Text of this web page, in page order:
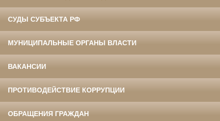
СУДЫ СУБЪЕКТА РФ
МУНИЦИПАЛЬНЫЕ ОРГАНЫ ВЛАСТИ
ВАКАНСИИ
ПРОТИВОДЕЙСТВИЕ КОРРУПЦИИ
ОБРАЩЕНИЯ ГРАЖДАН